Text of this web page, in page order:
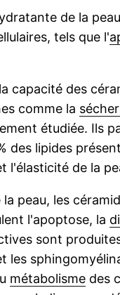
de la
tels que l'
capacité des
comme la
étudiée. Ils
des lipides
l'élasticité de la
peau, les
l'apoptose, la
sont
les
métabolisme des